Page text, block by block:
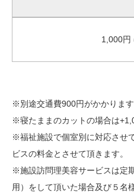
1,000円
※別途交通費900円がかかります
※寝たままのカットの場合は
※福祉施設で個室別に対応させ
ビスの料金とさせて頂きます。
※施設訪問理美容サービスは定
用）をして頂いた場合及び５名